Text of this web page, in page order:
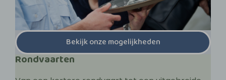
Bekijk onze mogelijkheden
Rondvaarten